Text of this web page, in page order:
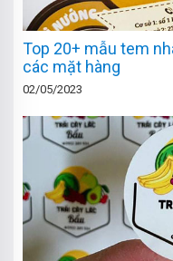
Top 20+ mẫu tem
các mặt hàng
02/05/2023